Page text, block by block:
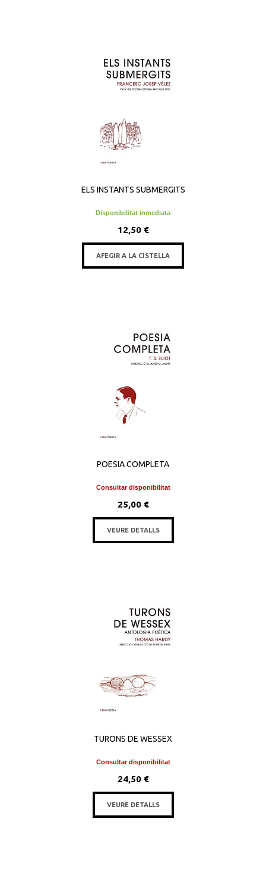
ELS INSTANTS SUBMERGITS
Disponibilitat inmediata
12,50 €
AFEGIR A LA CISTELLA
POESIA COMPLETA
Consultar disponibilitat
25,00 €
VEURE DETALLS
TURONS DE WESSEX
Consultar disponibilitat
24,50 €
VEURE DETALLS